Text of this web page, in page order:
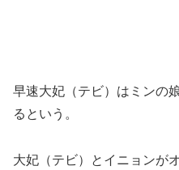
早速大妃（テビ）はミンの
るという。
大妃（テビ）とイニョンが